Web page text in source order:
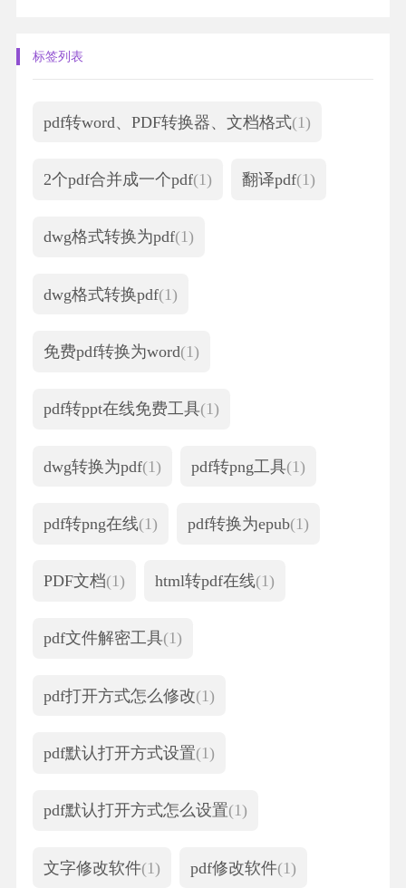
标签列表
pdf转word、PDF转换器、文档格式(1)
2个pdf合并成一个pdf(1) 翻译pdf(1)
dwg格式转换为pdf(1)
dwg格式转换pdf(1)
免费pdf转换为word(1)
pdf转ppt在线免费工具(1)
dwg转换为pdf(1) pdf转png工具(1)
pdf转png在线(1) pdf转换为epub(1)
PDF文档(1) html转pdf在线(1)
pdf文件解密工具(1)
pdf打开方式怎么修改(1)
pdf默认打开方式设置(1)
pdf默认打开方式怎么设置(1)
文字修改软件(1) pdf修改软件(1)